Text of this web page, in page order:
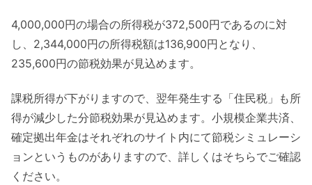
4,000,000円の場合の所得税が372,500円であるのに対
し、2,344,000円の所得税額は136,900円となり、
235,600円の節税効果が見込めます。
課税所得が下がりますので、翌年発生する「住民税」も所
得が減少した分節税効果が見込めます。小規模企業共済、
確定拠出年金はそれぞれのサイト内にて節税シミュレーシ
ョンというものがありますので、詳しくはそちらでご確認
ください。